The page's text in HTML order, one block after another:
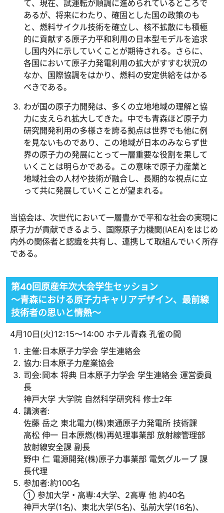
て、現在、試運転が順調に進められているところで
あるが、将来にわたり、確固とした国の政策のも
と、燃料サイクル技術を確立し、核不拡散にも積極
的に貢献する原子力平和利用の日本型モデルを追求
し国内外に示していくことが期待される。さらに、
各国において原子力発電利用の拡大がすすむ状況の
なか、国際協調をはかり、燃料の安定供給をはかる
べきである。
わが国の原子力開発は、多くの立地地域の理解と協
力に支えられ拡大してきた。中でも青森ほど原子力
研究開発利用の多様さを誇る拠点は世界でも他に例
を見ないものであり、この地域が日本のみならず世
界の原子力の発展にとって一層重要な役割を果して
いくことは明らかである。この意味で原子力産業と
地域社会の人材や技術が融合し、長期的な視点に立
って共に発展していくことが望まれる。
当協会は、次世代において一層豊かで平和な社会の実現に
原子力が貢献できるよう、国際原子力機関(IAEA)をはじめ
内外の関係者と認識を共有し、連携して取組んでいく所存
である。
第40回原産年次大会学生セッション
～青森における原子力キャリアデザイン、最前線
技術者の思いと情熱～
4月10日(火)12:15～14:00 ホテル青森 孔雀の間
主催:日本原子力学会 学生連絡会
協力:日本原子力産業協会
司会:岡本 将典 日本原子力学会 学生連絡会 運営委員
長
神戸大学 大学院 自然科学研究科 修士2年
講演者:
佐藤 岳之 東北電力(株)東通原子力発電所 技術課
高松 伸一 日本原燃(株)再処理事業部 放射線管理部
放射線安全課 副長
野中 仁 電源開発(株)原子力事業部 電気グループ 課
長代理
参加者:約100名
① 参加大学・高専:4大学、2高専 他 約40名
神戸大学(1名)、東北大学(5名)、弘前大学(16名)、